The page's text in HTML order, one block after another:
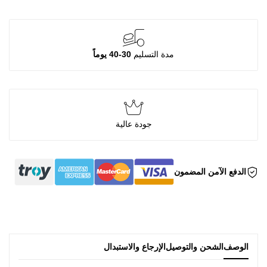
مدة التسليم 30-40 يوماً
جودة عالية
الدفع الآمن المضمون
الوصف الشحن والتوصيل الإرجاع والاستبدال